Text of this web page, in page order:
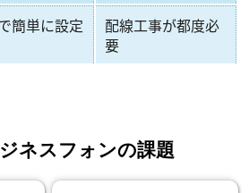
簡単に設定
配線工事が都度必
要
ネスフォンの課題